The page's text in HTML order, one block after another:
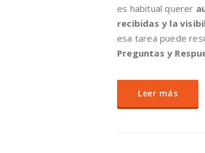
es habitual querer
recibidas y la
esa tarea puede
Preguntas y
Leer más